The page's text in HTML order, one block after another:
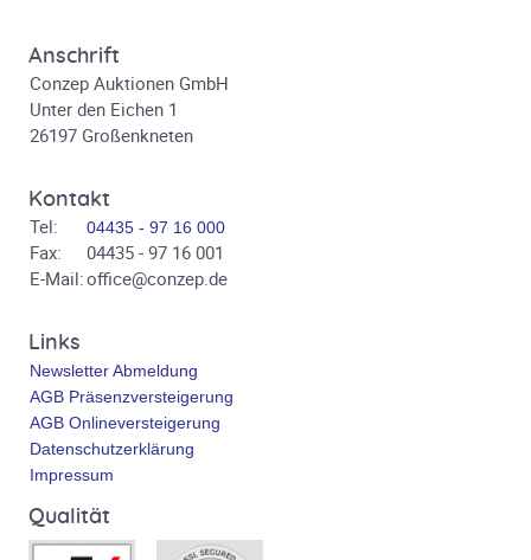
Anschrift
Conzep Auktionen GmbH
Unter den Eichen 1
26197 Großenkneten
Kontakt
Tel: 04435 - 97 16 000
Fax:
04435 - 97 16 001
E-Mail:office@conzep.de
Links
Newsletter Abmeldung
AGB Präsenzversteigerung
AGB Onlineversteigerung
Datenschutzerklärung
Impressum
Qualität